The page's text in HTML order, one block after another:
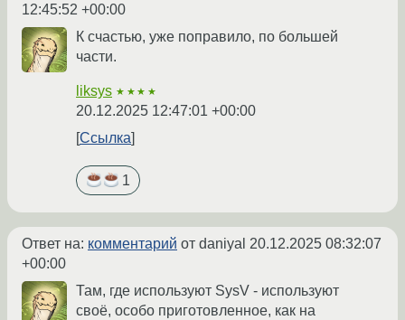
12:45:52 +00:00
К счастью, уже поправило, по большей
части.
liksys ★★★★
20.12.2025 12:47:01 +00:00
Ссылка
1
Ответ на: комментарий от daniyal 20.12.2025 08:32:07
+00:00
Там, где используют SysV - используют
своё, особо приготовленное, как на